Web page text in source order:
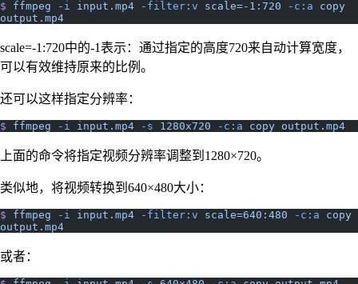
$ ffmpeg -i input.mp4 -filter:v scale=-1:720 -c:a copy
output.mp4
scale=-1:720中的-1表示：通过指定的高度720来自动计算宽度，
可以有效维持原来的比例。
还可以这样指定分辨率：
$ ffmpeg -i input.mp4 -s 1280x720 -c:a copy output.mp4
上面的命令将指定视频分辨率调整到1280×720。
类似地，将视频转换到640×480大小：
$ ffmpeg -i input.mp4 -filter:v scale=640:480 -c:a copy
output.mp4
或者：